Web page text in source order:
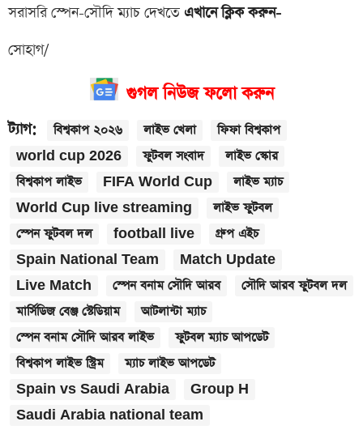
সরাসরি স্পেন-সৌদি ম্যাচ দেখতে এখানে ক্লিক করুন-
সোহাগ/
গুগল নিউজ ফলো করুন
ট্যাগ: বিশ্বকাপ ২০২৬ লাইভ খেলা
ফিফা বিশ্বকাপ
world cup 2026
ফুটবল সংবাদ
লাইভ স্কোর
বিশ্বকাপ লাইভ
FIFA World Cup
লাইভ ম্যাচ
World Cup live streaming
লাইভ ফুটবল
স্পেন ফুটবল দল
football live
গ্রুপ এইচ
Spain National Team
Match Update
Live Match
স্পেন বনাম সৌদি আরব
সৌদি আরব ফুটবল দল
মার্সিডিজ বেঞ্জ স্টেডিয়াম
আটলান্টা ম্যাচ
স্পেন বনাম সৌদি আরব লাইভ
ফুটবল ম্যাচ আপডেট
বিশ্বকাপ লাইভ স্ট্রিম
ম্যাচ লাইভ আপডেট
Spain vs Saudi Arabia
Group H
Saudi Arabia national team